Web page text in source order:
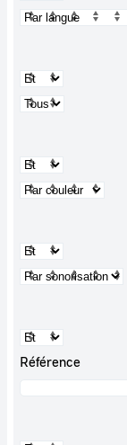
Référence